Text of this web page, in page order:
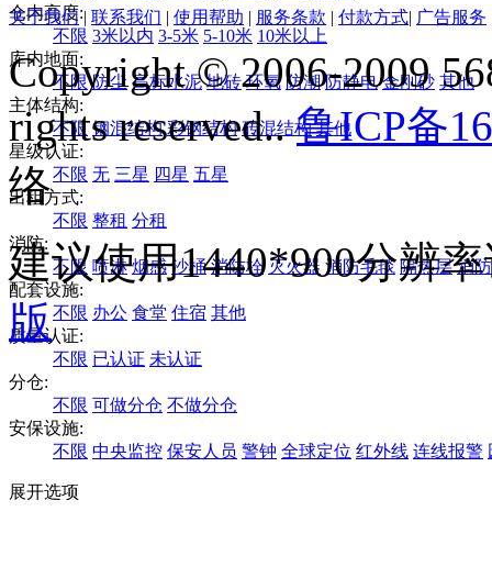
仓内高度:
不限 3米以内 3-5米 5-10米 10米以上
库内地面:
不限 防尘 高标水泥 地砖 环氧 防潮 防静电 金刚砂 其他
主体结构:
不限 钢混结构 彩钢结构 砖混结构 其他
星级认证:
不限 无 三星 四星 五星
出租方式:
不限 整租 分租
消防:
不限 喷淋 烟感 沙桶 消防栓 灭火器 消防毛毯 隔热层 消
配套设施:
不限 办公 食堂 住宿 其他
质量认证:
不限 已认证 未认证
分仓:
不限 可做分仓 不做分仓
安保设施:
不限 中央监控 保安人员 警钟 全球定位 红外线 连线报警
展开选项
关于我们| 联系我们 | 使用帮助 | 服务条款 | 付款方式| 广告服务
Copyright © 2006-2009
rights reserved..鲁ICP备
络
建议使用1440*900分辨
版